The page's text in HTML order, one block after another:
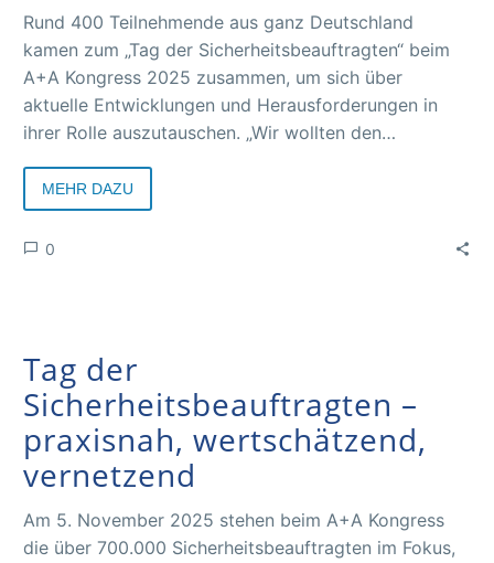
Rund 400 Teilnehmende aus ganz Deutschland
kamen zum „Tag der Sicherheitsbeauftragten“ beim
A+A Kongress 2025 zusammen, um sich über
aktuelle Entwicklungen und Herausforderungen in
ihrer Rolle auszutauschen. „Wir wollten den
sowohl fachlich fundiert als auch praxisnah ist – und
das ist uns gelungen“, sagt Veranstaltungsleiter Dr.
Markus Kohn von der Deutschen Gesetzlichen
MEHR DAZU
0
Tag der
Sicherheitsbeauftragten –
praxisnah, wertschätzend,
vernetzend
Am 5. November 2025 stehen beim A+A Kongress
die über 700.000 Sicherheitsbeauftragten im Fokus,